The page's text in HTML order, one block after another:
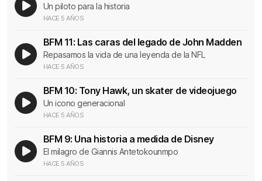
Un piloto para la historia
HACE 5 AÑOS
BFM 11: Las caras del legado de John Madden
Repasamos la vida de una leyenda de la NFL
HACE 5 AÑOS
BFM 10: Tony Hawk, un skater de videojuego
Un icono generacional
HACE 5 AÑOS
BFM 9: Una historia a medida de Disney
El milagro de Giannis Antetokounmpo
HACE 5 AÑOS